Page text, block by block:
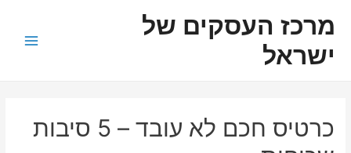
לתוכןמרכז העסקים של
ישראל
כרטיס חכם לא עובד – 5 סיבות